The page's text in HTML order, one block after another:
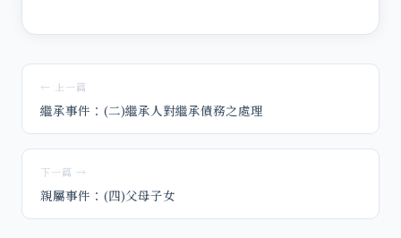
← 上一篇
繼承事件：(二)繼承人對繼承債務之處理
下一篇 →
親屬事件：(四)父母子女